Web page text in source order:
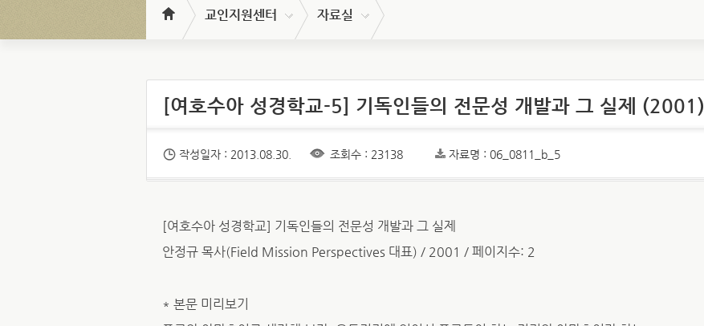
교인지원센터 자료실
[여호수아 성경학교-5] 기독인들의 전문성 개발과 그 실제 (2001)
작성일자 : 2013.08.30. 조회수 : 23138 자료명 : 06_0811_b_5
[여호수아 성경학교] 기독인들의 전문성 개발과 그 실제
안정규 목사(Field Mission Perspectives 대표) / 2001 / 페이지수: 2
* 본문 미리보기